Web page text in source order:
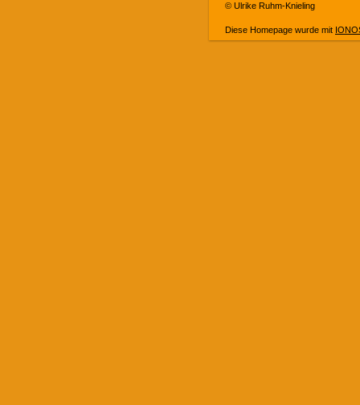
© Ulrike Ruhm-Knieling
Diese Homepage wurde mit